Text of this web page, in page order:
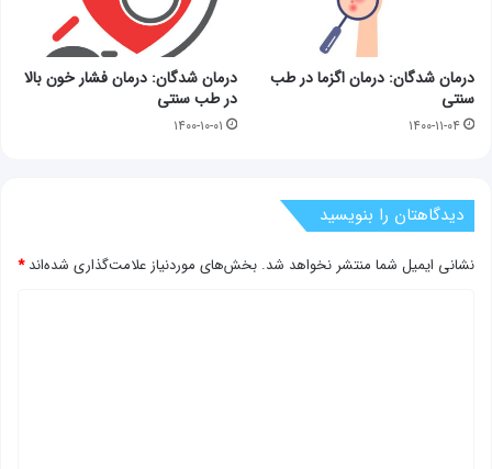
درمان شدگان: درمان اگزما در طب
سنتی
۱۴۰۰-۱۱-۰۴
درمان شدگان: درمان فشار خون بالا
در طب سنتی
۱۴۰۰-۱۰-۰۱
دیدگاهتان را بنویسید
نشانی ایمیل شما منتشر نخواهد شد. بخش‌های موردنیاز علامت‌گذاری شده‌اند*